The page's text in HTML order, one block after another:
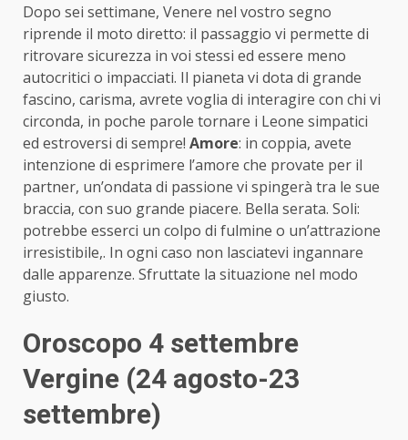
Dopo sei settimane, Venere nel vostro segno
riprende il moto diretto: il passaggio vi permette di
ritrovare sicurezza in voi stessi ed essere meno
autocritici o impacciati. Il pianeta vi dota di grande
fascino, carisma, avrete voglia di interagire con chi vi
circonda, in poche parole tornare i Leone simpatici
ed estroversi di sempre! Amore: in coppia, avete
intenzione di esprimere l’amore che provate per il
partner, un’ondata di passione vi spingerà tra le sue
braccia, con suo grande piacere. Bella serata. Soli:
potrebbe esserci un colpo di fulmine o un’attrazione
irresistibile,. In ogni caso non lasciatevi ingannare
dalle apparenze. Sfruttate la situazione nel modo
giusto.
Oroscopo 4 settembre
Vergine (24 agosto-23
settembre)